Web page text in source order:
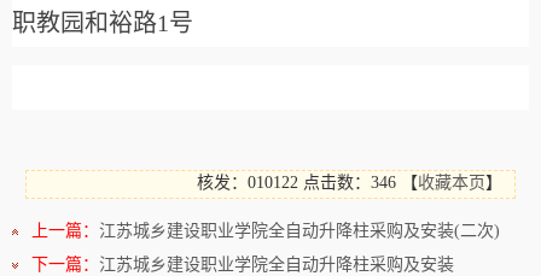
职教园和裕路1号
核发：010122 点击数：346 【收藏本页 】
上一篇： 江苏城乡建设职业学院全自动升降柱采购及安装(二次)
下一篇： 江苏城乡建设职业学院全自动升降柱采购及安装